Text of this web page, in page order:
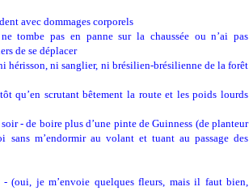
avec dommages corporels
tombe pas en panne sur la chaussée ou n’ai pas
de se déplacer
hérisson, ni sanglier, ni brésilien-brésilienne de la forêt
qu’en scrutant bêtement la route et les poids lourds
- de boire plus d’une pinte de Guinness (de planteur
m’endormir au volant et tuant au passage des
(oui, je m’envoie quelques fleurs, mais il faut bien,